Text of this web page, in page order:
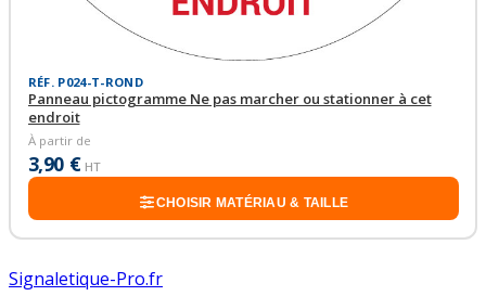
RÉF. P024-T-ROND
Panneau pictogramme Ne pas marcher ou stationner à cet
endroit
À partir de
3,90 € HT
CHOISIR MATÉRIAU & TAILLE
Signaletique-Pro.fr